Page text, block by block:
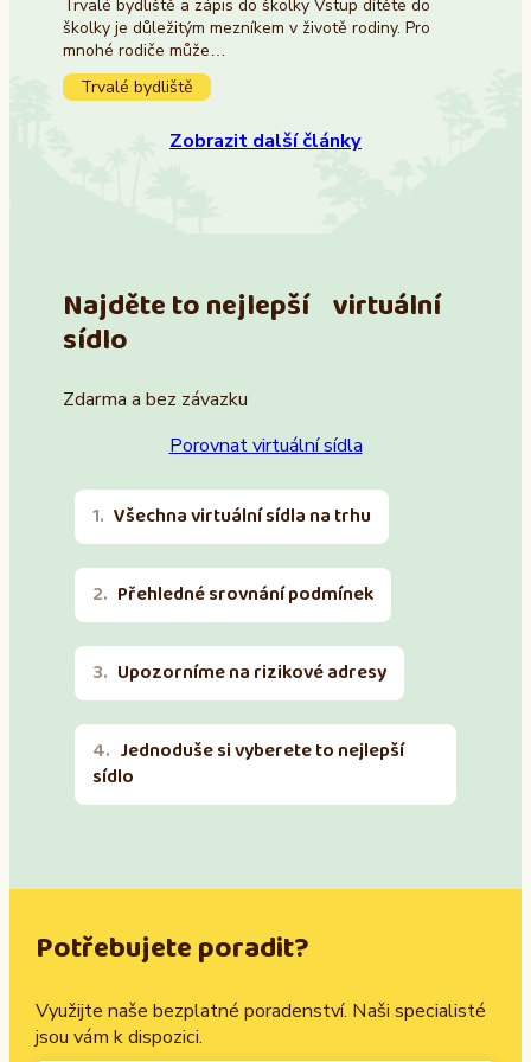
Trvalé bydliště a zápis do školky Vstup dítěte do
školky je důležitým mezníkem v životě rodiny. Pro
mnohé rodiče může…
Trvalé bydliště
Zobrazit další články
Najděte to nejlepší virtuální
sídlo
Zdarma a bez závazku
Porovnat virtuální sídla
Všechna virtuální sídla na trhu
Přehledné srovnání podmínek
Upozorníme na rizikové adresy
Jednoduše si vyberete to nejlepší
sídlo
Potřebujete poradit?
Využijte naše bezplatné poradenství. Naši specialisté
jsou vám k dispozici.